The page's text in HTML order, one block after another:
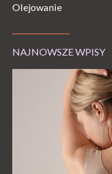
Olejowanie
NAJNOWSZE WPISY